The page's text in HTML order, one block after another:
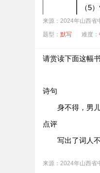
生
（5）
满怀
（6）
美妙
来源：2024年山西省
题型： 默写 难度：
请赏读下面这幅
诗句
身不得，男
点评
写出了词人
来源：2024年山西省